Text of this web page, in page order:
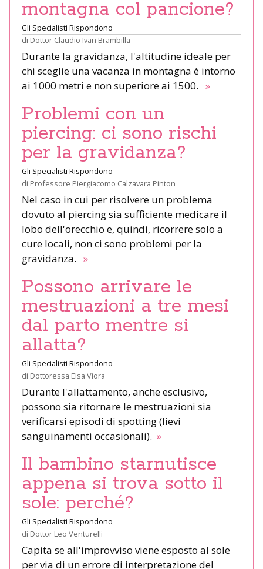
montagna col pancione?
Gli Specialisti Rispondono
di Dottor Claudio Ivan Brambilla
Durante la gravidanza, l'altitudine ideale per
chi sceglie una vacanza in montagna è intorno
ai 1000 metri e non superiore ai 1500. »
Problemi con un
piercing: ci sono rischi
per la gravidanza?
Gli Specialisti Rispondono
di Professore Piergiacomo Calzavara Pinton
Nel caso in cui per risolvere un problema
dovuto al piercing sia sufficiente medicare il
lobo dell'orecchio e, quindi, ricorrere solo a
cure locali, non ci sono problemi per la
gravidanza. »
Possono arrivare le
mestruazioni a tre mesi
dal parto mentre si
allatta?
Gli Specialisti Rispondono
di Dottoressa Elsa Viora
Durante l'allattamento, anche esclusivo,
possono sia ritornare le mestruazioni sia
verificarsi episodi di spotting (lievi
sanguinamenti occasionali). »
Il bambino starnutisce
appena si trova sotto il
sole: perché?
Gli Specialisti Rispondono
di Dottor Leo Venturelli
Capita se all'improvviso viene esposto al sole
per via di un errore di interpretazione del